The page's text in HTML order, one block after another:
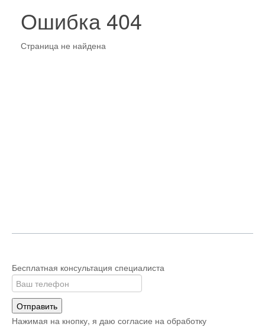
Ошибка 404
Страница не найдена
Бесплатная консультация специалиста
Отправить
Нажимая на кнопку, я даю согласие на обработку